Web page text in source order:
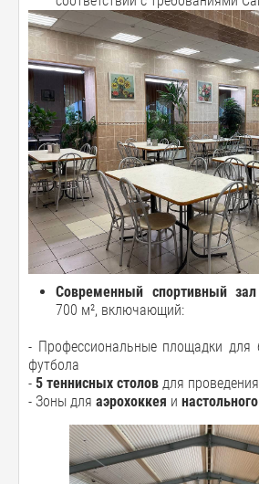
Современный спортивный
700 м², включающий:
- Профессиональные площадки для
футбола
- 5 теннисных столов для
- Зоны для аэрохоккея и